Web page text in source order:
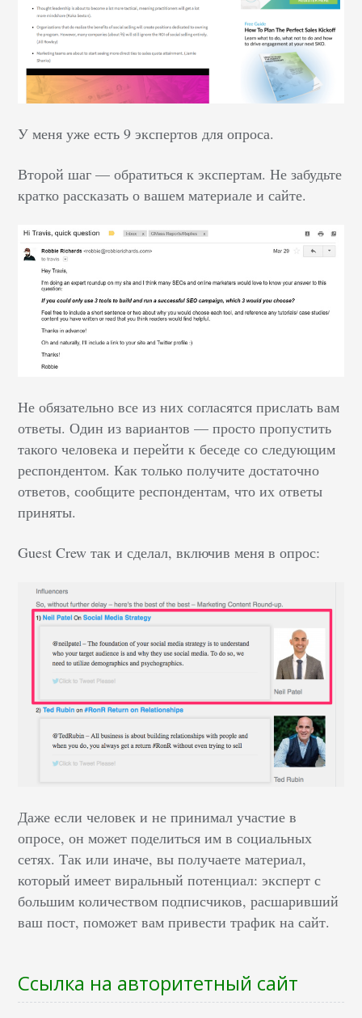
У меня уже есть 9 экспертов для опроса.
Второй шаг — обратиться к экспертам. Не забудьте
кратко рассказать о вашем материале и сайте.
Не обязательно все из них согласятся прислать вам
ответы. Один из вариантов — просто пропустить
такого человека и перейти к беседе со следующим
респондентом. Как только получите достаточно
ответов, сообщите респондентам, что их ответы
приняты.
Guest Crew так и сделал, включив меня в опрос:
Даже если человек и не принимал участие в
опросе, он может поделиться им в социальных
сетях. Так или иначе, вы получаете материал,
который имеет виральный потенциал: эксперт с
большим количеством подписчиков, расшаривший
ваш пост, поможет вам привести трафик на сайт.
Ссылка на авторитетный сайт